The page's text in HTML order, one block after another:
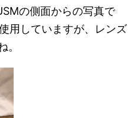
の側面からの写真で
用していますが、レンズ
。